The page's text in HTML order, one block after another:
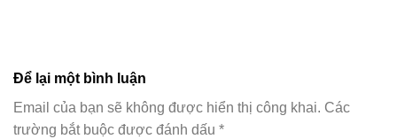
Để lại một bình luận
Email của bạn sẽ không được hiển thị công khai. Các
trường bắt buộc được đánh dấu *